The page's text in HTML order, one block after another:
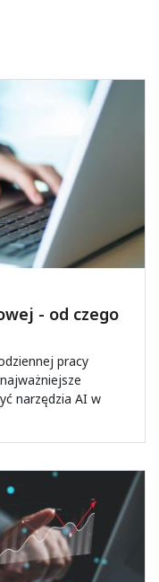
- od czego
pracy
narzędzia AI w